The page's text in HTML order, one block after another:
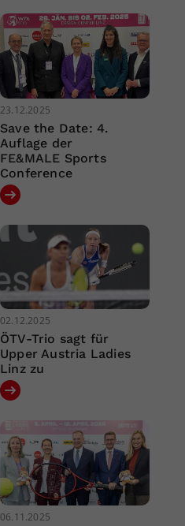
23.12.2025
Save the Date: 4.
Auflage der
FE&MALE Sports
Conference
02.12.2025
ÖTV-Trio sagt für
Upper Austria Ladies
Linz zu
06.11.2025